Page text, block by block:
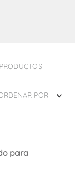
PRODUCTOS
POR
para